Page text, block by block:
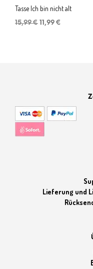
Tasse Ich bin nicht alt
15,99€ Ursprünglicher
11,99 €
Lieferung und